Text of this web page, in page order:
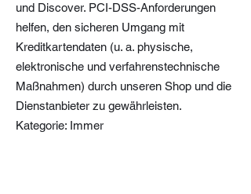
und Discover. PCI-DSS-Anforderungen
helfen, den sicheren Umgang mit
Kreditkartendaten (u. a. physische,
elektronische und verfahrenstechnische
Maßnahmen) durch unseren Shop und die
Dienstanbieter zu gewährleisten.
Kategorie: Immer